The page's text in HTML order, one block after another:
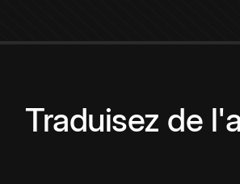
Traduisez de